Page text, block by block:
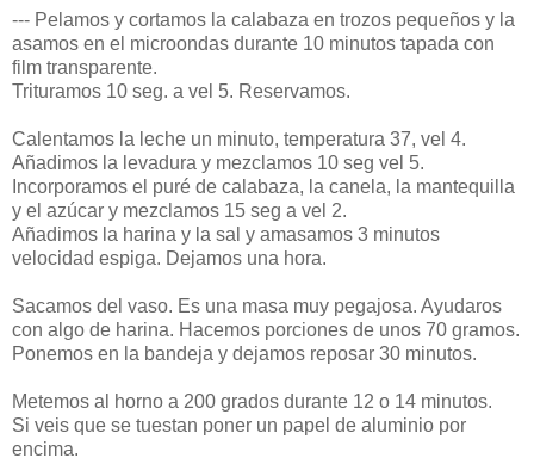
--- Pelamos y cortamos la calabaza en trozos pequeños y la
asamos en el microondas durante 10 minutos tapada con
film transparente.
Trituramos 10 seg. a vel 5. Reservamos.
Calentamos la leche un minuto, temperatura 37, vel 4.
Añadimos la levadura y mezclamos 10 seg vel 5.
Incorporamos el puré de calabaza, la canela, la mantequilla
y el azúcar y mezclamos 15 seg a vel 2.
Añadimos la harina y la sal y amasamos 3 minutos
velocidad espiga. Dejamos una hora.
Sacamos del vaso. Es una masa muy pegajosa. Ayudaros
con algo de harina. Hacemos porciones de unos 70 gramos.
Ponemos en la bandeja y dejamos reposar 30 minutos.
Metemos al horno a 200 grados durante 12 o 14 minutos.
Si veis que se tuestan poner un papel de aluminio por
encima.